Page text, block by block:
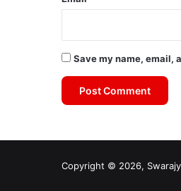
Save my name, email,
Copyright © 2026,